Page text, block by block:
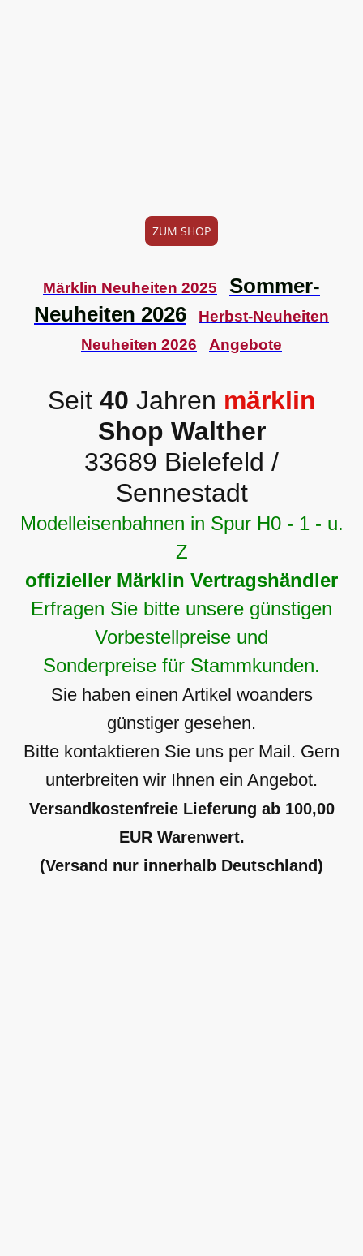
ZUM SHOP
Märklin Neuheiten 2025
Sommer-
Neuheiten 2026
Herbst-Neuheiten
Neuheiten 2026
Angebote
Seit 40 Jahren märklin
Shop Walther
33689 Bielefeld /
Sennestadt
Modelleisenbahnen in Spur H0 - 1 - u.
Z
offizieller Märklin Vertragshändler
Erfragen Sie bitte unsere günstigen
Vorbestellpreise und
Sonderpreise für Stammkunden.
Sie haben einen Artikel woanders
günstiger gesehen.
Bitte kontaktieren Sie uns per Mail. Gern
unterbreiten wir Ihnen ein Angebot.
Versandkostenfreie Lieferung ab 100,00
EUR Warenwert.
(Versand nur innerhalb Deutschland)